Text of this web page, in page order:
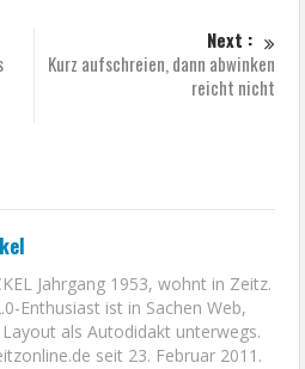
Next :
Kurz aufschreien, dann abwinken
reicht nicht
Jahrgang 1953, wohnt in Zeitz.
Enthusiast ist in Sachen Web,
als Autodidakt unterwegs.
seit 23. Februar 2011.